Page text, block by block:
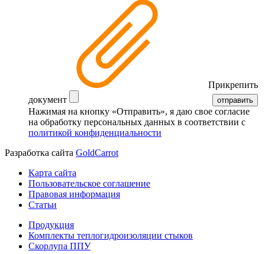
Прикрепить
документ
отправить
Нажимая на кнопку «Отправить», я даю свое согласие
на обработку персональных данных в соответствии с
политикой конфиденциальности
Разработка сайта GoldCarrot
Карта сайта
Пользовательское соглашение
Правовая информация
Статьи
Продукция
Комплекты теплогидроизоляции стыков
Скорлупа ППУ